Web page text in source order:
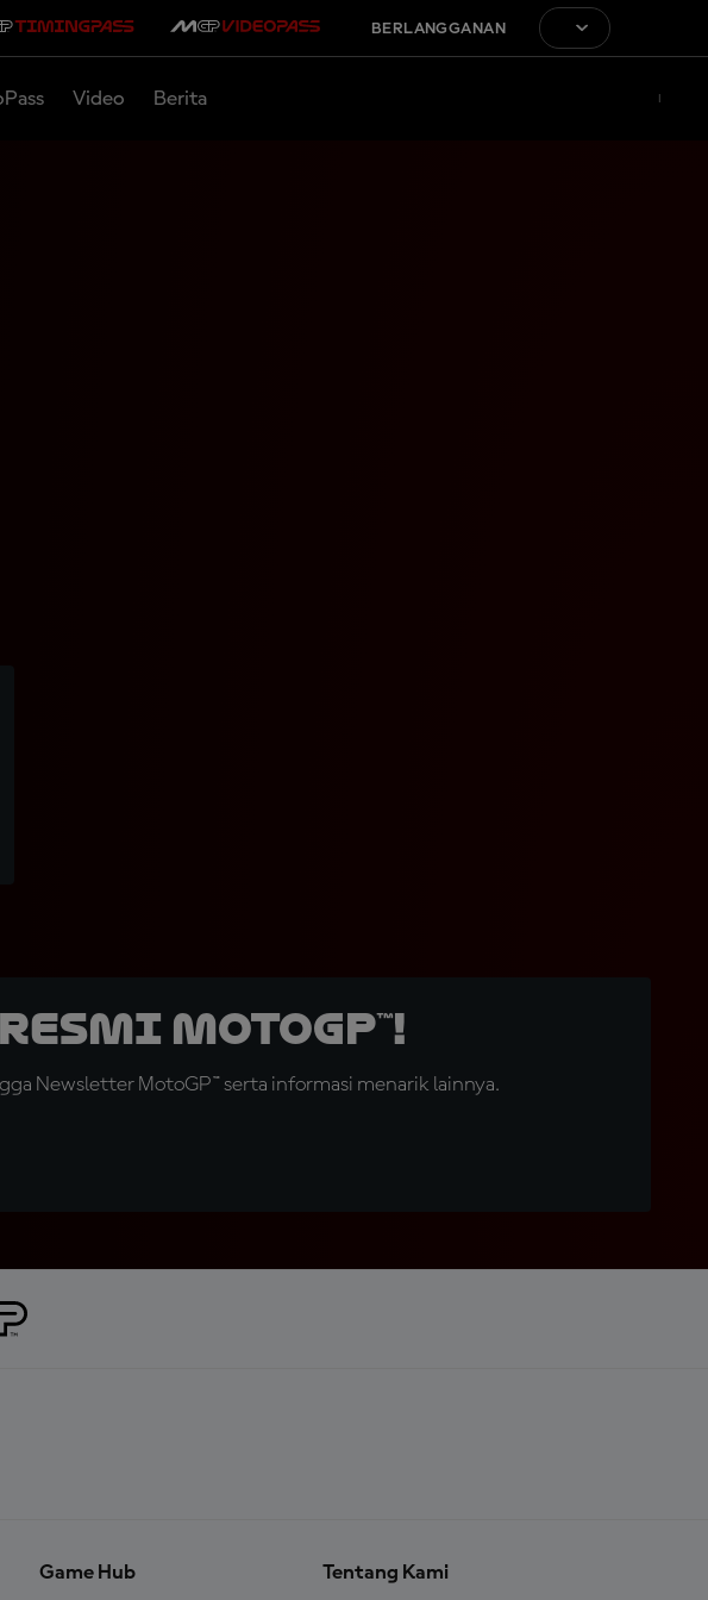
BERLANGGANAN
Video Berita
MotoGP™!
Newsletter MotoGP™ serta informasi menarik lainnya.
Game Hub Tentang Kami